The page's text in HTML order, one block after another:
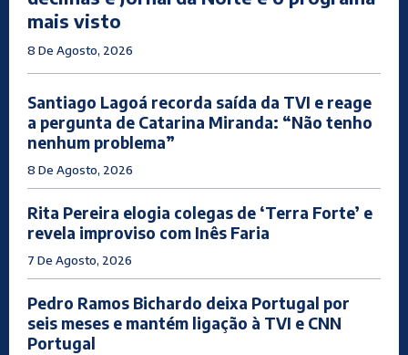
mais visto
8 De Agosto, 2026
Santiago Lagoá recorda saída da TVI e reage
a pergunta de Catarina Miranda: “Não tenho
nenhum problema”
8 De Agosto, 2026
Rita Pereira elogia colegas de ‘Terra Forte’ e
revela improviso com Inês Faria
7 De Agosto, 2026
Pedro Ramos Bichardo deixa Portugal por
seis meses e mantém ligação à TVI e CNN
Portugal